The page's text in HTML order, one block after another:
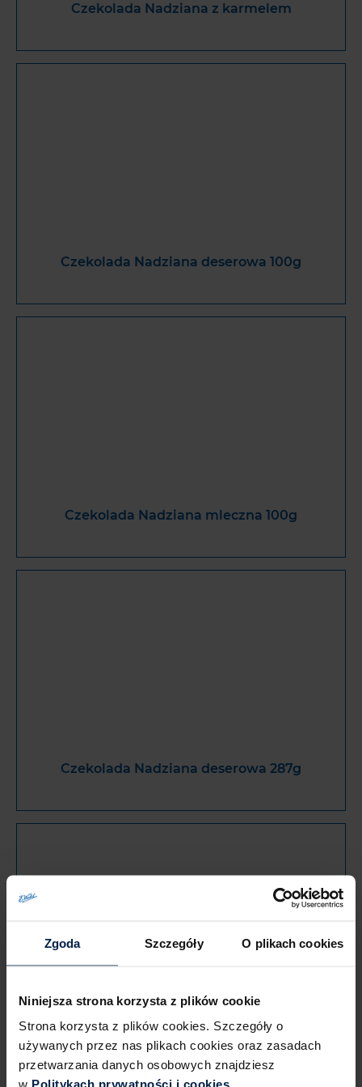
Zgoda Szczegóły O plikach cookies
Niniejsza strona korzysta z plików cookie
Strona korzysta z plików cookies. Szczegóły o
używanych przez nas plikach cookies oraz zasadach
przetwarzania danych osobowych znajdziesz
w Politykach prywatności i cookies.​ ​
Czekolada Nadziana z karmelem
Czekolada Nadziana deserowa 100g
Czekolada Nadziana mleczna 100g
Czekolada Nadziana deserowa 287g
Czekolada Nadziana mleczna 287g